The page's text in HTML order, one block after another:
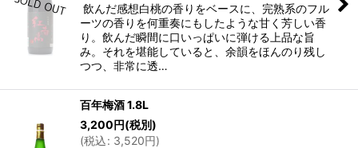
飲んだ感想白桃の香りをベースに、完熟系のフル
ーツの香りを何重奏にもしたような甘く芳しい香
り。飲んだ瞬間に口いっぱいに弾ける上品な旨
み。それを堪能していると、余韻をほんのり残し
つつ、非常に透…
百年梅酒 1.8L
3,200円(税別)
(税込: 3,520円)